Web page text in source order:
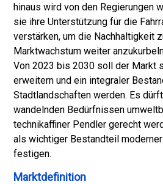
hinaus wird von den Regierungen
sie ihre Unterstützung für die
verstärken, um die Nachhaltigkeit
Marktwachstum weiter
Von 2023 bis 2030 soll der Markt
erweitern und ein integraler
Stadtlandschaften werden. Es
wandelnden Bedürfnissen
technikaffiner Pendler gerecht
als wichtiger Bestandteil
festigen.
Marktdefinition